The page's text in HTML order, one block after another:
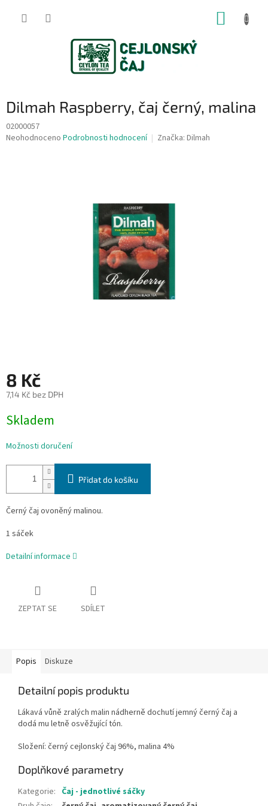
Dilmah Raspberry, čaj černý, malina
02000057
Průměrné
Neohodnoceno Podrobnosti hodnocení Značka: Dilmah
8 Kč
7,14 Kč bez DPH
cena:
Skladem
Možnosti doručení
Přidat do košíku
Černý čaj ovoněný malinou.
1 sáček
Detailní informace
ZEPTAT SE SDÍLET
Popis Diskuze
Detailní popis produktu
Lákavá vůně zralých malin nádherně dochutí jemný černý čaj a
dodá mu letně osvěžující tón.
Složení: černý cejlonský čaj 96%, malina 4%
Doplňkové parametry
Kategorie: Čaj - jednotlivé sáčky